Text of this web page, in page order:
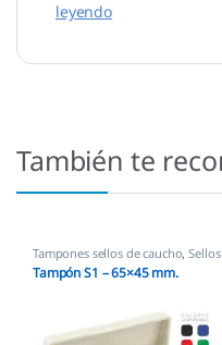
leyendo
También te
Tampones sellos de caucho,Sellos
empresas
Tampón S1 – 65×45 mm.